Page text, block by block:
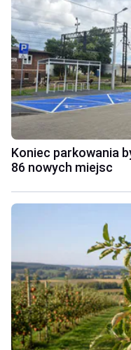
Koniec parkowania
86 nowych miejsc